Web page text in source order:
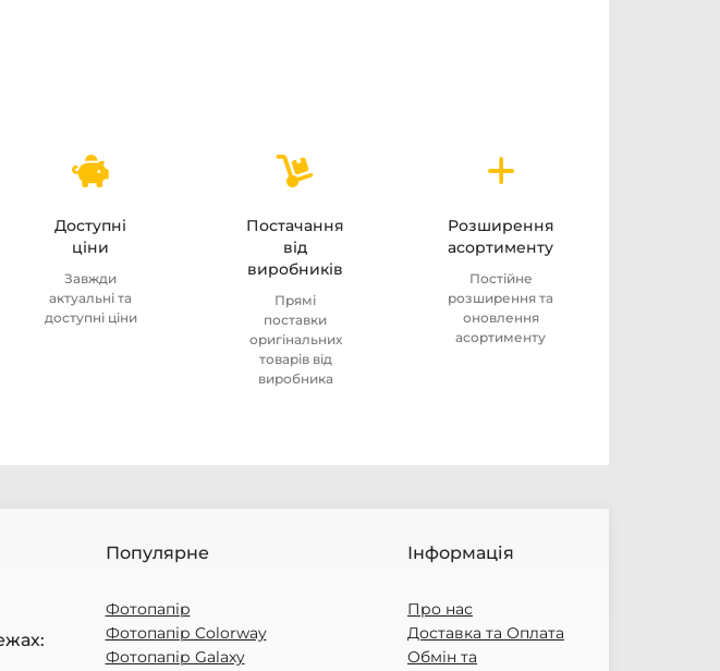
Доступні
ціни
Завжди
актуальні та
доступні ціни
Постачання
від
виробників
Прямі
поставки
оригінальних
товарів від
виробника
Розширення
асортименту
Постійне
розширення та
оновлення
асортименту
Популярне
Фотопапір
Фотопапір Colorway
Фотопапір Galaxy
Інформація
Про нас
Доставка та Оплата
Обмін та